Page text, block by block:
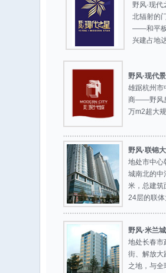
野风·现
北辐射的
——和平板
兴建占地
野风·现代
雄踞杭州市
商——野风
万m2超大
野风·联锦
地处市中心
城南北的中
米，总建筑
24层的联
野风·米兰
地处长春市
街、解放大
之地，与